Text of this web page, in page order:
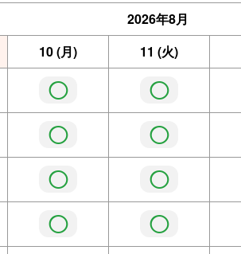
2026年8月
10(月) 11 (火)
◯ ◯
◯ ◯
◯ ◯
◯ ◯